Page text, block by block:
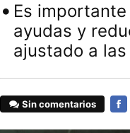
Es
ayudas y
ajustado a
Sin comentarios